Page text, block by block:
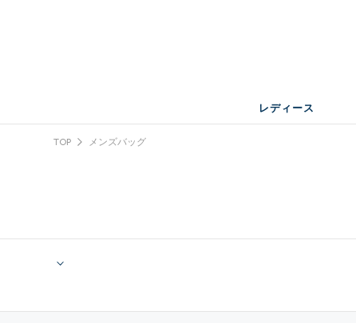
レディース
TOP メンズバッグ